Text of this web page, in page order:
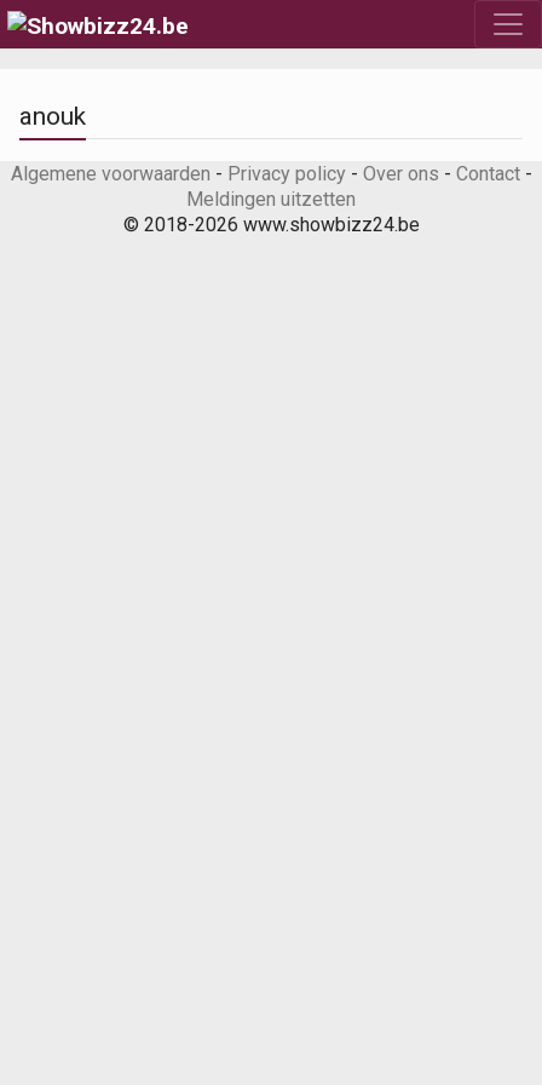
anouk
Algemene voorwaarden - Privacy policy- Over ons - Contact-
Meldingen uitzetten
© 2018-2026 www.showbizz24.be